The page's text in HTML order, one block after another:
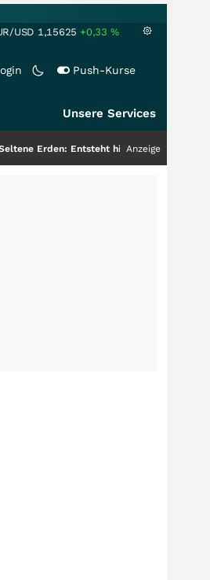
USD 1,15625 +0,33 %
Push-Kurse
Unsere Services
Entsteht hier die nächsteAnzeige